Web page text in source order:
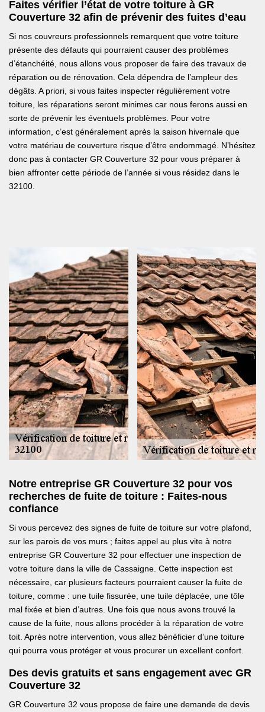
Faites vérifier l’état de votre toiture à GR
Couverture 32 afin de prévenir des fuites d’eau
Si nos couvreurs professionnels remarquent que votre toiture
présente des défauts qui pourraient causer des problèmes
d’étanchéité, nous allons vous proposer de faire des travaux de
réparation ou de rénovation. Cela dépendra de l’ampleur des
dégâts. A priori, si vous faites inspecter régulièrement votre
toiture, les réparations seront minimes car nous ferons aussi en
sorte de prévenir les éventuels problèmes. Pour votre
information, c’est généralement après la saison hivernale que
votre matériau de couverture risque d’être endommagé. N’hésitez
donc pas à contacter GR Couverture 32 pour vous préparer à
bien affronter cette période de l’année si vous résidez dans le
32100.
Notre entreprise GR Couverture 32 pour vos
recherches de fuite de toiture : Faites-nous
confiance
Si vous percevez des signes de fuite de toiture sur votre plafond,
sur les parois de vos murs ; faites appel au plus vite à notre
entreprise GR Couverture 32 pour effectuer une inspection de
votre toiture dans la ville de Cassaigne. Cette inspection est
nécessaire, car plusieurs facteurs pourraient causer la fuite de
toiture, comme : une tuile fissurée, une tuile déplacée, une tôle
mal fixée et bien d’autres. Une fois que nous avons trouvé la
cause de la fuite, nous allons procéder à la réparation de votre
toit. Après notre intervention, vous allez bénéficier d’une toiture
qui pourra vous protéger et vous procurer un excellent confort.
Des devis gratuits et sans engagement avec GR
Couverture 32
GR Couverture 32 vous propose de faire une demande de devis